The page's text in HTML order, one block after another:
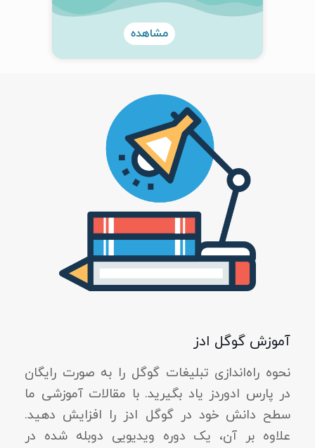
مشاهده
آموزش گوگل ادز
نحوه راه‌اندازی تبلیغات گوگل را به صورت رایگان
در پارس ادوردز یاد بگیرید. با مقالات آموزشی ما
سطح دانش خود در گوگل ادز را افزایش دهید.
علاوه بر آن، یک دوره ویدیویی دوبله شده در